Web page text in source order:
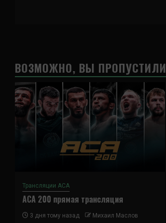
ВОЗМОЖНО, ВЫ ПРОПУСТИЛИ
Трансляции ACA
ACA 200 прямая трансляция
3 дня тому назад Михаил Маслов